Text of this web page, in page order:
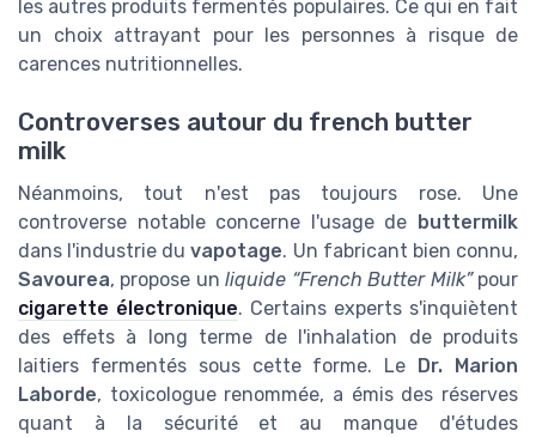
les autres produits fermentés populaires. Ce qui en fait
un choix attrayant pour les personnes à risque de
carences nutritionnelles.
Controverses autour du french butter
milk
Néanmoins, tout n'est pas toujours rose. Une
controverse notable concerne l'usage de
buttermilk
dans l'industrie duvapotage. Un fabricant bien connu,
Savourea, propose unliquide “French Butter Milk”pour
cigarette électronique. Certains experts s'inquiètent
des effets à long terme de l'inhalation de produits
laitiers fermentés sous cette forme. Le
Dr. Marion
Laborde, toxicologue renommée, a émis des réserves
quant à la sécurité et au manque d'études